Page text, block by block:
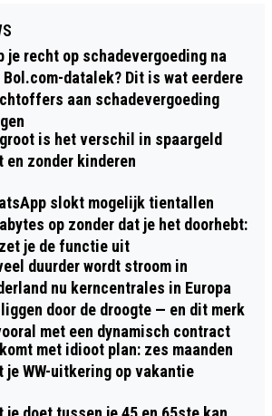
je recht op schadevergoeding na
Bol.com-datalek? Dit is wat eerdere
aan schadevergoeding
is het verschil in spaargeld
en zonder kinderen
slokt mogelijk tientallen
op zonder dat je het doorhebt:
je de functie uit
duurder wordt stroom in
nu kerncentrales in Europa
door de droogte — en dit merk
met een dynamisch contract
komt met idioot plan: zes maanden
je WW-uitkering op vakantie